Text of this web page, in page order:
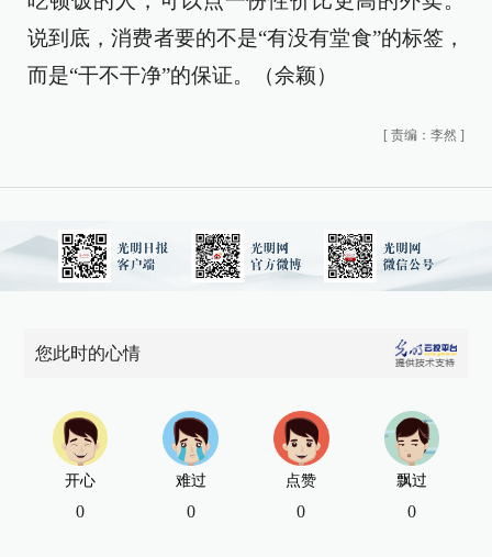
说到底，消费者要的不是“有没有堂食”的标签，
而是“干不干净”的保证。（佘颖）
[ 责编：李然 ]
您此时的心情
开心
0
难过
0
点赞
0
飘过
0